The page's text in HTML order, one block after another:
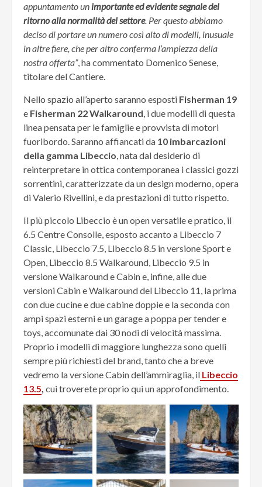
appuntamento un importante ed evidente segnale del
ritorno alla normalità del settore. Per questo abbiamo
deciso di portare un numero così alto di modelli, inusuale
in altre fiere, che per altro conferma l’ampiezza della
nostra offerta”, ha commentato Domenico Senese,
titolare del Cantiere.
Nello spazio all’aperto saranno esposti Fisherman 19
e Fisherman 22 Walkaround, i due modelli di questa
linea pensata per le famiglie e provvista di motori
fuoribordo. Saranno affiancati da 10 imbarcazioni
della gamma Libeccio, nata dal desiderio di
reinterpretare in ottica contemporanea i classici gozzi
sorrentini, caratterizzate da un design moderno, opera
di Valerio Rivellini, e da prestazioni di tutto rispetto.
Il più piccolo Libeccio è un open versatile e pratico, il
6.5 Centre Consolle, esposto accanto a Libeccio 7
Classic, Libeccio 7.5, Libeccio 8.5 in versione Sport e
Open, Libeccio 8.5 Walkaround, Libeccio 9.5 in
versione Walkaround e Cabin e, infine, alle due
versioni Cabin e Walkaround del Libeccio 11, la prima
con due cucine e due cabine doppie e la seconda con
ampi spazi esterni e un garage a poppa per tender e
toys, accomunate dai 30 nodi di velocità massima.
Proprio i modelli di maggiore lunghezza sono quelli
sempre più richiesti del brand, tanto che a breve
vedremo la versione Cabin dell’ammiraglia, il Libeccio
13.5, cui troverete proprio qui un approfondimento.